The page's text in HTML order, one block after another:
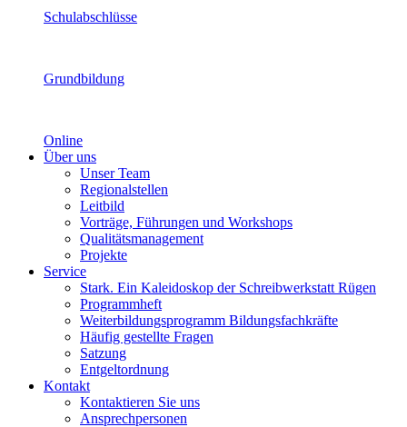
Schulabschlüsse
Grundbildung
Online
Über uns
Unser Team
Regionalstellen
Leitbild
Vorträge, Führungen und Workshops
Qualitätsmanagement
Projekte
Service
Stark. Ein Kaleidoskop der Schreibwerkstatt Rügen
Programmheft
Weiterbildungsprogramm Bildungsfachkräfte
Häufig gestellte Fragen
Satzung
Entgeltordnung
Kontakt
Kontaktieren Sie uns
Ansprechpersonen